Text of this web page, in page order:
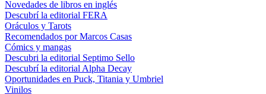
Novedades de libros en inglés
Descubrí la editorial FERA
Oráculos y Tarots
Recomendados por Marcos Casas
Cómics y mangas
Descubri la editorial Septimo Sello
Descubrí la editorial Alpha Decay
Oportunidades en Puck, Titania y Umbriel
Vinilos